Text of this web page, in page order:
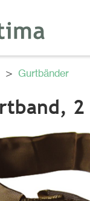
> Gurtbänder